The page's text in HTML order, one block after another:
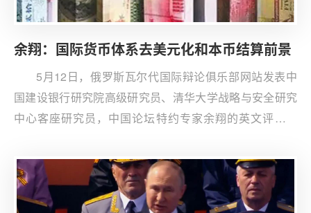
余翔：国际货币体系去美元化和本币结算前景
5月12日，俄罗斯瓦尔代国际辩论俱乐部网站发表中
国建设银行研究院高级研究员、清华大学战略与安全研究
中心客座研究员，中国论坛特约专家余翔的英文评论文
System and Settlements in National Currencies（国际货
币体系去美元化和本币结算前景）”。余翔认为，未来国际
货币体系的一个过渡性特征是美元继续主导国际经济体